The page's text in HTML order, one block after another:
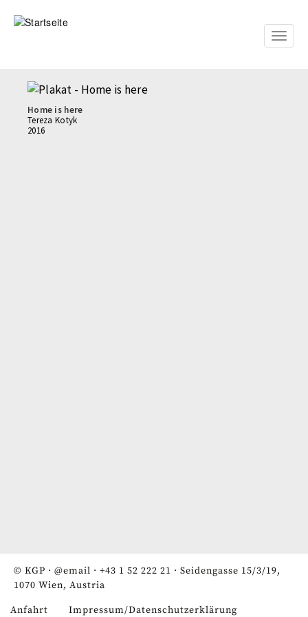
zum
Toggle
Home is here
Tereza Kotyk
2016
© KGP · @email · +43 1 52 222 21 · Seidengasse 15/3/19,
1070 Wien, Austria
Anfahrt Impressum/Datenschutzerklärung